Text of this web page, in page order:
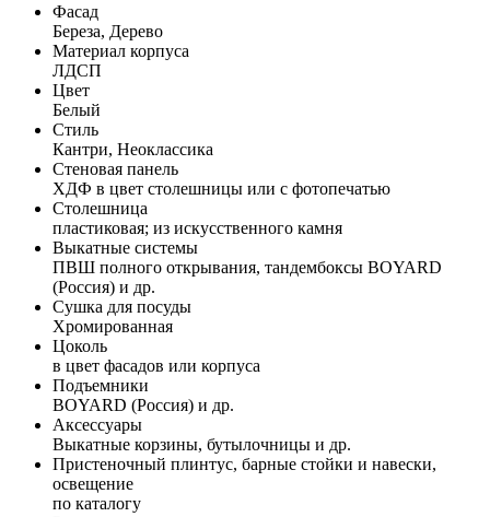
Фасад
Береза, Дерево
Материал корпуса
ЛДСП
Цвет
Белый
Стиль
Кантри, Неоклассика
Стеновая панель
ХДФ в цвет столешницы или с фотопечатью
Столешница
пластиковая; из искусственного камня
Выкатные системы
ПВШ полного открывания, тандембоксы BOYARD
(Россия) и др.
Сушка для посуды
Хромированная
Цоколь
в цвет фасадов или корпуса
Подъемники
BOYARD (Россия) и др.
Аксессуары
Выкатные корзины, бутылочницы и др.
Пристеночный плинтус, барные стойки и навески,
освещение
по каталогу